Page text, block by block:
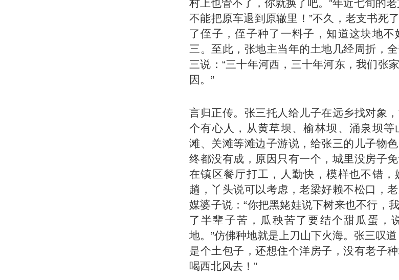
村上也管不了，你就换了吧。”年近七旬的
不能把原车退到原辙里！”不久，老支书死
了侄子，侄子种了一料子，知道这块地不
三。至此，张地主当年的土地几经周折，
三说：“三十年河西，三十年河东，我们张
因。”
言归正传。张三托人给儿子在远乡找对象
个有心人，从黄草坝、榆林坝、涌泉坝等
滩、关滩等滩边子游说，给张三的儿子物
终都没有成，原因只有一个，城里没房子
在镇区餐厅打工，人勤快，模样也不错，
趟，丫头说可以考虑，老梁好赖不松口，
媒婆子说：“你把黑姥娃说下树来也不行，
了半辈子苦，瓜秧苦了要结个甜瓜蛋，
地。”仿佛种地就是上刀山下火海。张三叹
是个土包子，还想住个洋房子，没有老子
喝西北风去！”